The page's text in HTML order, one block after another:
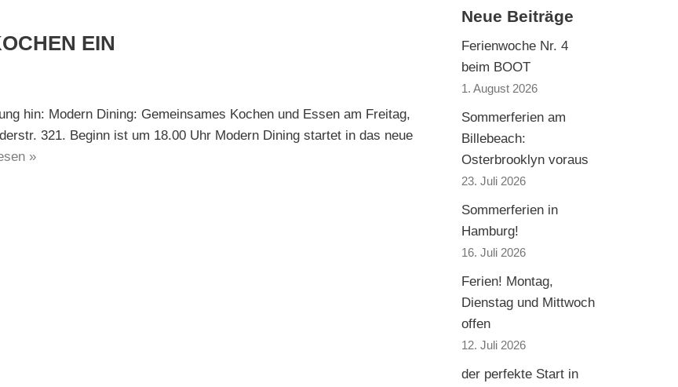
EIN
hin: Modern Dining: Gemeinsames Kochen und Essen am Freitag,
321. Beginn ist um 18.00 Uhr Modern Dining startet in das neue
»
Neue Beiträge
Ferienwoche Nr. 4
beim BOOT
1. August 2026
Sommerferien am
Billebeach:
Osterbrooklyn voraus
23. Juli 2026
Sommerferien in
Hamburg!
16. Juli 2026
Ferien! Montag,
Dienstag und Mittwoch
offen
12. Juli 2026
der perfekte Start in